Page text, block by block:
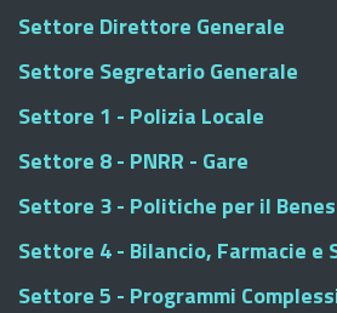
Settore Direttore Generale
Settore Segretario Generale
Settore 1 - Polizia Locale
Settore 8 - PNRR - Gare
Settore 3 - Politiche per il
Settore 4 - Bilancio, Farmacie
Settore 5 - Programmi